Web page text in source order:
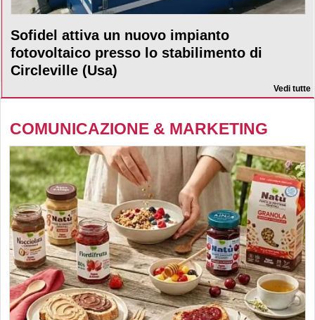
Sofidel attiva un nuovo impianto
fotovoltaico presso lo stabilimento di
Circleville (Usa)
Vedi tutte
COMUNICAZIONE & MARKETING